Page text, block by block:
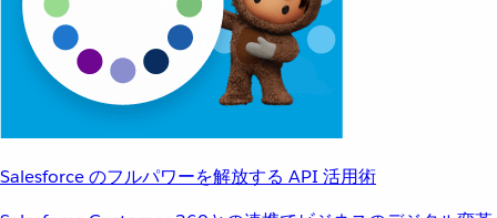
Salesforce のフルパワーを解放する API 活用術